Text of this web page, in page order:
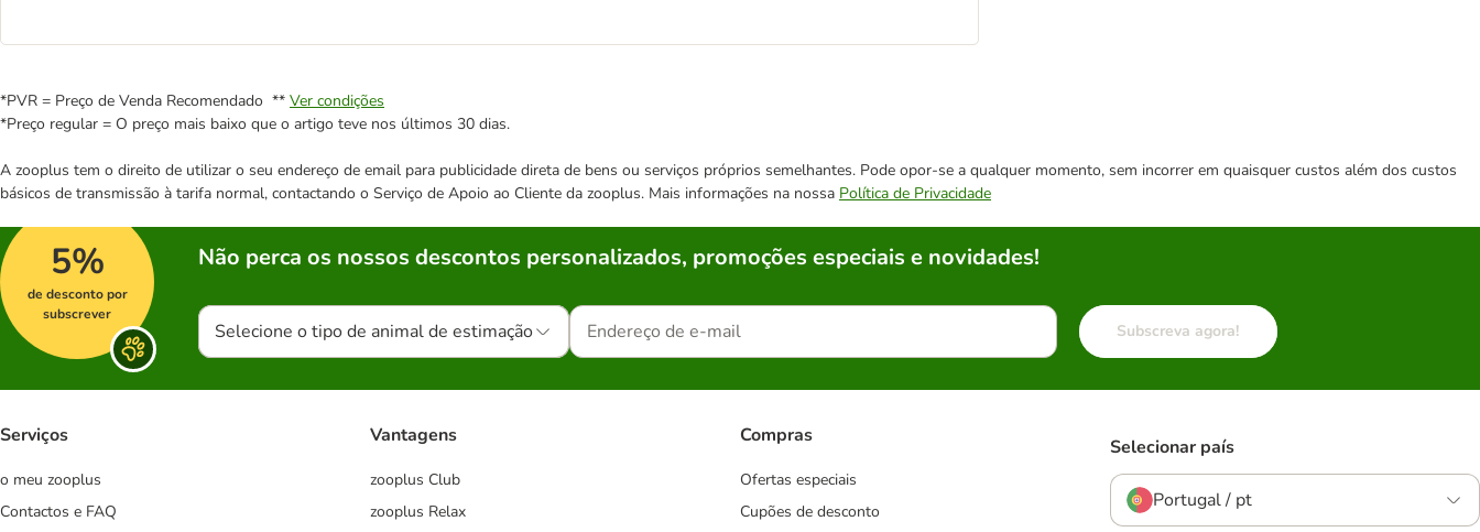
*PVR = Preço de Venda Recomendado ** Ver condições
*Preço regular = O preço mais baixo que o artigo teve nos últimos 30 dias.
A zooplus tem o direito de utilizar o seu endereço de email para publicidade direta de bens ou serviços próprios semelhantes. Pode opor-se a qualquer momento, sem incorrer em quaisquer custos além dos custos
básicos de transmissão à tarifa normal, contactando o Serviço de Apoio ao Cliente da zooplus. Mais informações na nossa Política de Privacidade
5%
de desconto por
subscrever
Não perca os nossos descontos personalizados, promoções especiais e novidades!
Selecione o tipo de animal de estimação Subscreva agora!
Serviços
o meu zooplus
Contactos e FAQ
Vantagens
zooplus Club
zooplus Relax
Compras
Ofertas especiais
Cupões de desconto
Selecionar país
Portugal / pt